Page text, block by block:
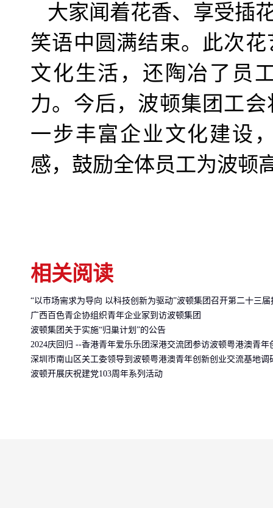
大家闻着花香、享受插
笑语中圆满结束。此次
文化生活，还陶冶了员
力。今后，波顿集团工
一步丰富企业文化建设
感，鼓励全体员工为波顿
相关阅读
“以市场需求为导向 以科技创新为驱动”波顿集团召开第二十三
广西百色青企协组织青年企业家到访波顿集团
波顿集团关于实施“归巢计划”的公告
2024庆回归 --香港青年爱乐乐团深港交流团参访波顿粤港澳青年
深圳市南山区关工委领导到波顿粤港澳青年创新创业交流基地调
波顿开展庆祝建党103周年系列活动